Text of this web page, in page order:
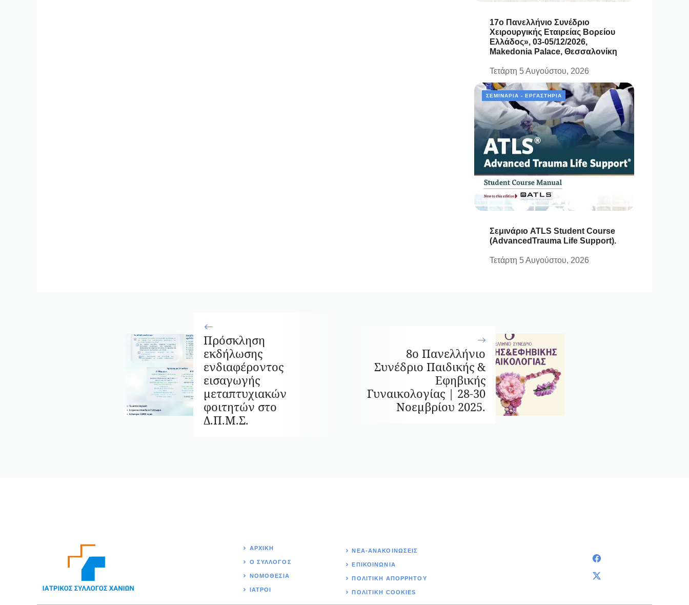
17ο Πανελλήνιο Συνέδριο
Χειρουργικής Εταιρείας Βορείου
Ελλάδος», 03-05/12/2026,
Makedonia Palace, Θεσσαλονίκη
Τετάρτη 5 Αυγούστου, 2026
ΣΕΜΙΝΆΡΙΑ - ΕΡΓΑΣΤΉΡΙΑ
Σεμινάριο ATLS Student Course
(AdvancedTrauma Life Support).
Τετάρτη 5 Αυγούστου, 2026
Πρόσκληση
εκδήλωσης
ενδιαφέροντος
εισαγωγής
μεταπτυχιακών
φοιτητών στο
Δ.Π.Μ.Σ.
8ο Πανελλήνιο
Συνέδριο Παιδικής &
Εφηβικής
Γυναικολογίας | 28-30
Νοεμβρίου 2025.
ΑΡΧΙΚΉ
Ο ΣΥΛΛΟΓΟΣ
ΝΟΜΟΘΕΣΊΑ
ΙΑΤΡΟΙ
ΝΕΑ-ΑΝΑΚΟΙΝΩΣΕΙΣ
ΕΠΙΚΟΙΝΩΝΊΑ
ΠΟΛΙΤΙΚΉ ΑΠΟΡΡΗΤΟΥ
ΠΟΛΙΤΙΚΗ COOKIES